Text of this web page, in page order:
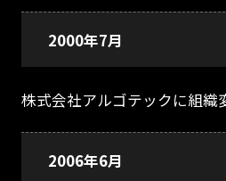
2000年7月
株式会社アルゴテックに組織
2006年6月